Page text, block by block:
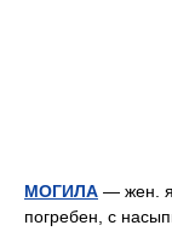
МОГИЛА — жен.
погребен, с